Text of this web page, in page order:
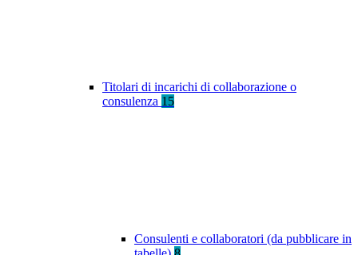
Titolari di incarichi di collaborazione o
consulenza 15
Consulenti e collaboratori (da pubblicare in